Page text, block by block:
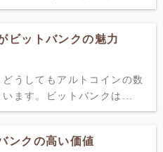
ビットバンクの魅力
うしてもアルトコインの数
ます。ビットバンクは...
ンクの高い価値